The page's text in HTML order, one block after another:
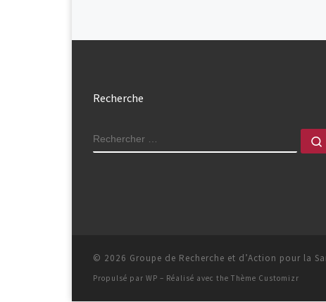
Recherche
RECHERCHER
© 2026 Groupe de Recherche et d’Action pour la
Propulsé par WP – Réalisé avec the Thème Customizr